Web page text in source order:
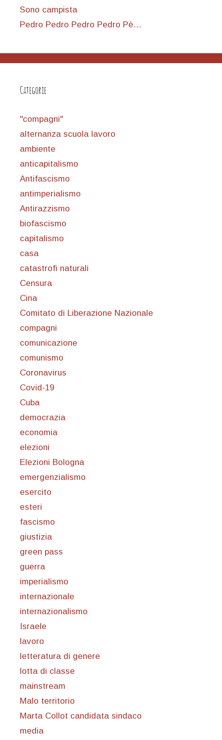
Sono campista
Pedro Pedro Pedro Pedro Pè…
Categorie
"compagni"
alternanza scuola lavoro
ambiente
anticapitalismo
Antifascismo
antimperialismo
Antirazzismo
biofascismo
capitalismo
casa
catastrofi naturali
Censura
Cina
Comitato di Liberazione Nazionale
compagni
comunicazione
comunismo
Coronavirus
Covid-19
Cuba
democrazia
economia
elezioni
Elezioni Bologna
emergenzialismo
esercito
esteri
fascismo
giustizia
green pass
guerra
imperialismo
internazionale
internazionalismo
Israele
lavoro
letteratura di genere
lotta di classe
mainstream
Malo territorio
Marta Collot candidata sindaco
media